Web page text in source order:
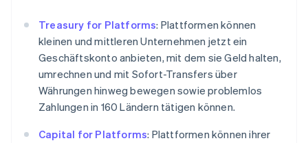
Treasury for Platforms: Plattformen können
kleinen und mittleren Unternehmen jetzt ein
Geschäftskonto anbieten, mit dem sie Geld halten,
umrechnen und mit Sofort-Transfers über
Währungen hinweg bewegen sowie problemlos
Zahlungen in 160 Ländern tätigen können.
Capital for Platforms: Plattformen können ihrer
English
Österreich
Deutsch English
Polen
English
Portugal
Português English
Rumänien
English